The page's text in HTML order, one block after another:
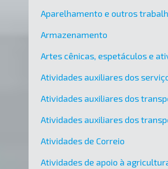
Aparelhamento e outros
Armazenamento
Artes cênicas, espetáculos e
Atividades auxiliares dos
Atividades auxiliares dos
Atividades auxiliares dos
Atividades de Correio
Atividades de apoio à